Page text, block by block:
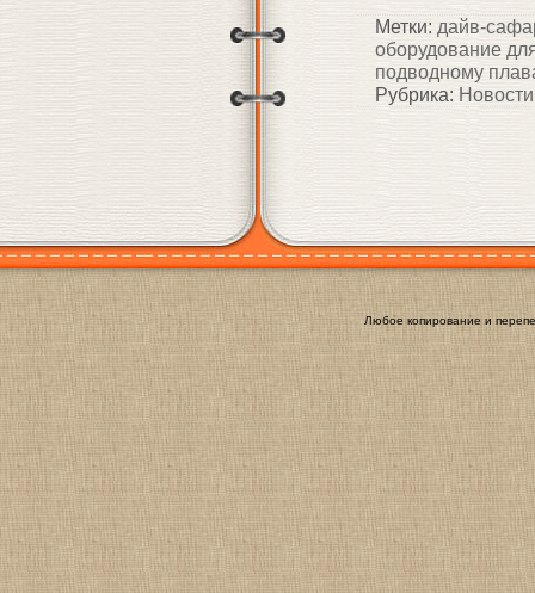
Метки: дайв-
оборудование
подводному
Рубрика: Новости
Любое копирование и